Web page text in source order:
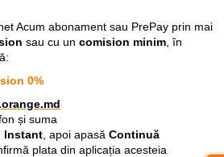
Acum abonament sau PrePay prin mai
sau cu un comision minim , în
0%
și suma
Instant , apoi apasă Continuă
plata din aplicația acesteia